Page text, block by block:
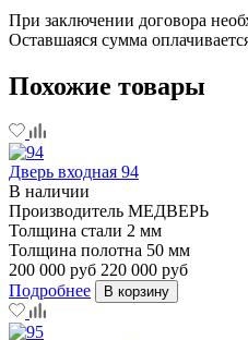
При заключении договора
Оставшаяся сумма
Похожие товары
Дверь входная 94
В наличии
Производитель МЕДВЕРЬ
Толщина стали 2 мм
Толщина полотна 50 мм
200 000 руб 220 000 руб
Подробнее
В корзину